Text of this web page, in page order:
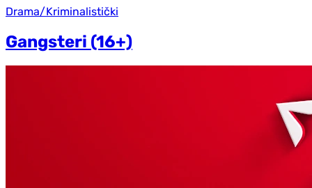
Drama/Kriminalistički
Gangsteri (16+)